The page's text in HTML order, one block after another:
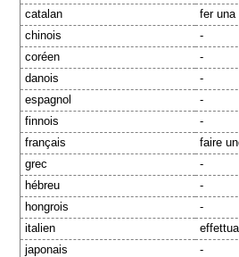
catalan
fer una
chinois
-
coréen
-
danois
-
espagnol
-
finnois
-
français
faire
grec
-
hébreu
-
hongrois
-
italien
japonais
-